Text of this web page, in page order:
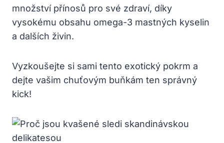
množství přínosů pro své zdraví, díky
vysokému obsahu omega-3 mastných kyselin
a dalších živin.
Vyzkoušejte si sami tento exotický pokrm a
dejte vašim chuťovým buňkám ten správný
kick!